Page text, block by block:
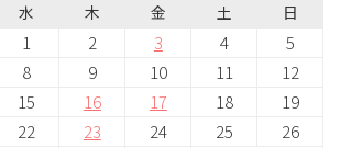
水 木 金 土 日
1 2 3 4
5
8 9 10 11
12
15 16 17 18
19
22 23 24 25
26